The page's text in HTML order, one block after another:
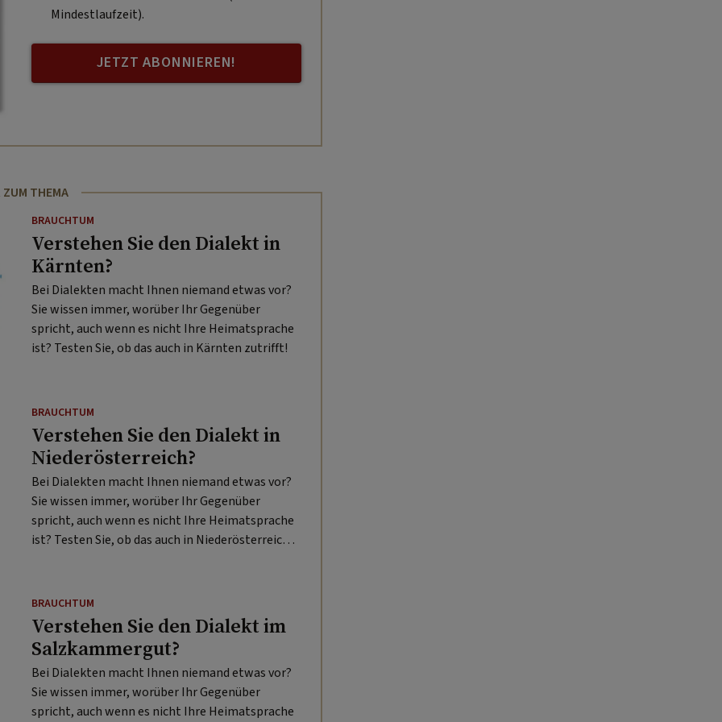
Mindestlaufzeit).
JETZT ABONNIEREN!
ZUM THEMA
BRAUCHTUM
Verstehen Sie den Dialekt in
Kärnten?
Bei Dialekten macht Ihnen niemand etwas vor?
Sie wissen immer, worüber Ihr Gegenüber
spricht, auch wenn es nicht Ihre Heimatsprache
ist? Testen Sie, ob das auch in Kärnten zutrifft!
BRAUCHTUM
Verstehen Sie den Dialekt in
Niederösterreich?
Bei Dialekten macht Ihnen niemand etwas vor?
Sie wissen immer, worüber Ihr Gegenüber
spricht, auch wenn es nicht Ihre Heimatsprache
ist? Testen Sie, ob das auch in Niederösterreich
BRAUCHTUM
Verstehen Sie den Dialekt im
Salzkammergut?
Bei Dialekten macht Ihnen niemand etwas vor?
Sie wissen immer, worüber Ihr Gegenüber
spricht, auch wenn es nicht Ihre Heimatsprache